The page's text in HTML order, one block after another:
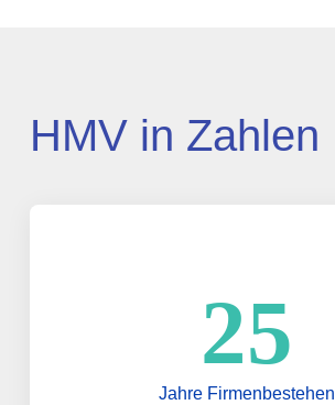
HMV in Zahlen
25
Jahre Firmenbestehen